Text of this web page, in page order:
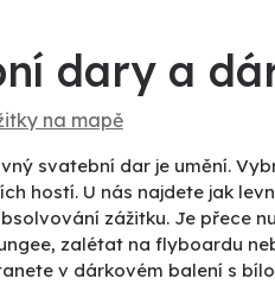
dary a
na mapě
svatební dar je umění.
hostí. U nás najdete jak
zážitku. Je přece
zalétat na flyboardu
v dárkovém balení s